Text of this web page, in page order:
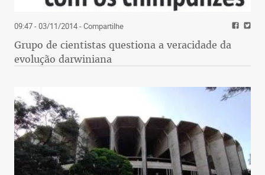
09:47 - 03/11/2014- Compartilhe
Grupo de cientistas questiona a veracidade da
evolução darwiniana